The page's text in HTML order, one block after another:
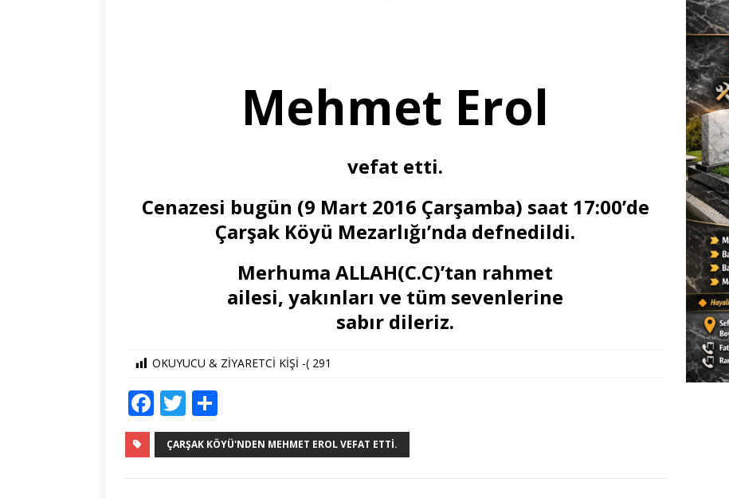
Mehmet Erol
vefat etti.
Cenazesi bugün (9 Mart 2016 Çarşamba) saat 17:00’de
Çarşak Köyü Mezarlığı’nda defnedildi.
Merhuma ALLAH(C.C)’tan rahmet
ailesi, yakınları ve tüm sevenlerine
sabır dileriz.
OKUYUCU & ZİYARETCİ KİŞİ -( 291
F
a
c
T
w
it
h
ar
ÇARŞAK KÖYÜ'NDEN MEHMET EROL VEFAT ETTI.